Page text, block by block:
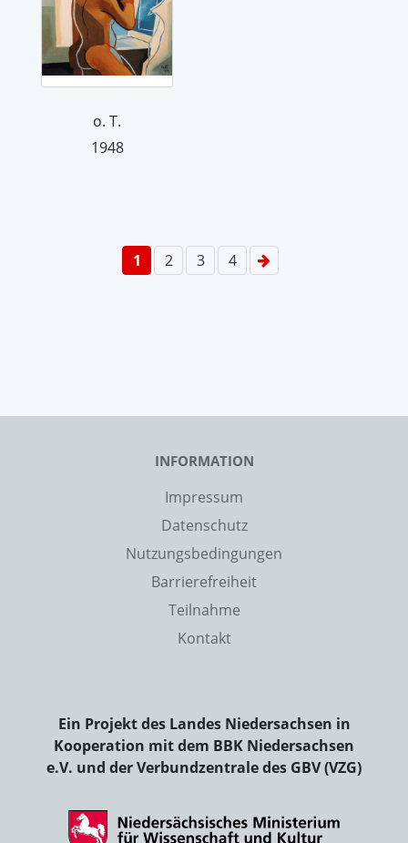
o. T.
1948
1 2 3 4
INFORMATION
Impressum
Datenschutz
Nutzungsbedingungen
Barrierefreiheit
Teilnahme
Kontakt
Ein Projekt des Landes Niedersachsen in
Kooperation mit dem BBK Niedersachsen
e.V. und der Verbundzentrale des GBV (VZG)